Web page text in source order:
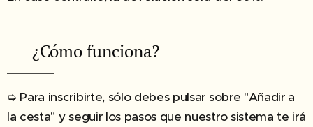
✔︎ ¿Cómo funciona?
➭ Para inscribirte, sólo debes pulsar sobre "Añadir a
la cesta" y seguir los pasos que nuestro sistema te irá